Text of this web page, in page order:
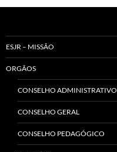
ESJR – MISSÃO
ORGÃOS
CONSELHO ADMINISTRATIVO
CONSELHO GERAL
CONSELHO PEDAGÓGICO